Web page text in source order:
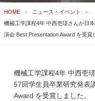
HOME
ニュース・イベント
機械工学課程4年 中西壱瑳さんが日
演会 Best Presentation Award を受賞
機械工学課程4年 中西壱
57回学生員卒業研究発表
Award を受賞しました。